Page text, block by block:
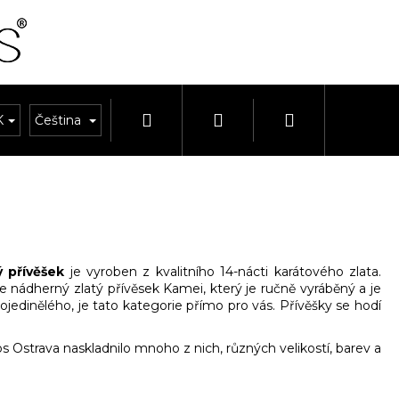
HODINKY A ŘEMÍNKY HODINY A BUDÍKY
Čeština Hledat PřihlášeníNákupní
košík
přívěšek je vyroben z kvalitního 14-nácti karátového zlata.
zlatý přívěsek Kamei, který je ručně vyráběný a je
je tato kategorie přímo pro vás. Přívěšky se hodí
naskladnilo mnoho z nich, různých velikostí, barev a